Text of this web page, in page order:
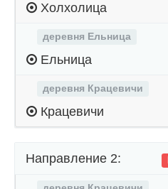
Холхолица
деревня Ельница
Ельница
деревня Крацевичи
Крацевичи
Направление 2: